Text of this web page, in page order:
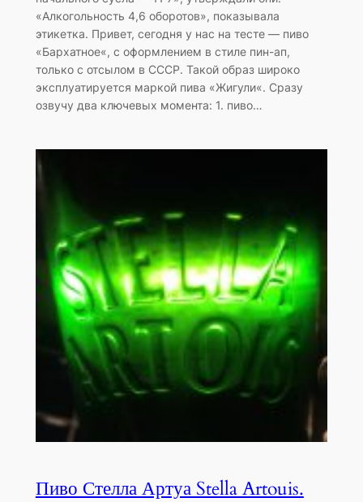
«Алкогольность 4,6 оборотов», показывала
этикетка. Привет, сегодня у нас на тесте — пиво
«Бархатное«, с оформлением в стиле пин-ап,
только с отсылом в СССР. Такой образ широко
эксплуатируется маркой пива «Жигули«. Сразу
озвучу два ключевых момента: 1. пиво…
Пиво Стелла Артуа Stella Artouis.